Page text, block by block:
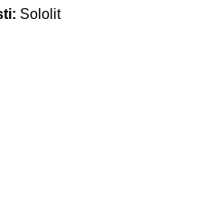
Sololit